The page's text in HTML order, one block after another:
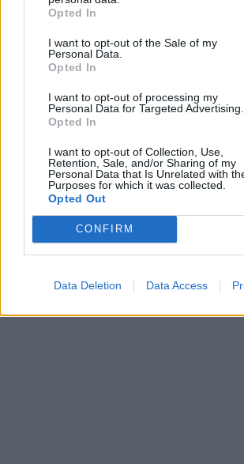
Opted In
I want to opt-out of the Sale of my
Personal Data.
Opted In
I want to opt-out of processing my
Personal Data for Targeted Advertising.
Opted In
I want to opt-out of Collection, Use,
Retention, Sale, and/or Sharing of my
Personal Data that Is Unrelated with
Purposes for which it was collected.
Opted Out
CONFIRM
Data Deletion Data Access